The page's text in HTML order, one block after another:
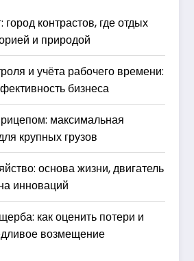
город контрастов, где отдых
и природой
и учёта рабочего времени:
бизнеса
максимальная
крупных грузов
основа жизни, двигатель
инноваций
как оценить потери и
возмещение